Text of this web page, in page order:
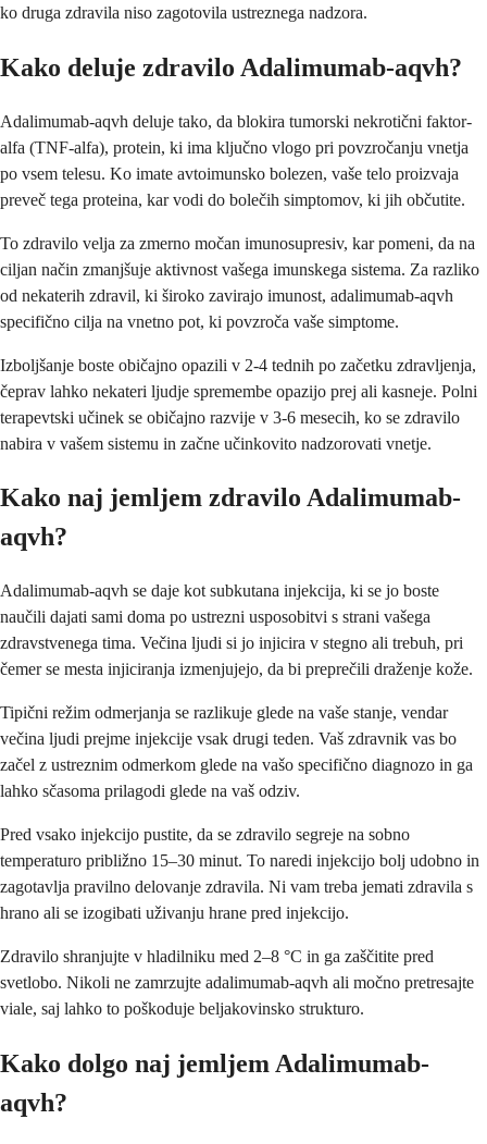
ko druga zdravila niso zagotovila ustreznega nadzora.
Kako deluje zdravilo Adalimumab-aqvh?
Adalimumab-aqvh deluje tako, da blokira tumorski nekrotični faktor-
alfa (TNF-alfa), protein, ki ima ključno vlogo pri povzročanju vnetja
po vsem telesu. Ko imate avtoimunsko bolezen, vaše telo proizvaja
preveč tega proteina, kar vodi do bolečih simptomov, ki jih občutite.
To zdravilo velja za zmerno močan imunosupresiv, kar pomeni, da na
ciljan način zmanjšuje aktivnost vašega imunskega sistema. Za razliko
od nekaterih zdravil, ki široko zavirajo imunost, adalimumab-aqvh
specifično cilja na vnetno pot, ki povzroča vaše simptome.
Izboljšanje boste običajno opazili v 2-4 tednih po začetku zdravljenja,
čeprav lahko nekateri ljudje spremembe opazijo prej ali kasneje. Polni
terapevtski učinek se običajno razvije v 3-6 mesecih, ko se zdravilo
nabira v vašem sistemu in začne učinkovito nadzorovati vnetje.
Kako naj jemljem zdravilo Adalimumab-
aqvh?
Adalimumab-aqvh se daje kot subkutana injekcija, ki se jo boste
naučili dajati sami doma po ustrezni usposobitvi s strani vašega
zdravstvenega tima. Večina ljudi si jo injicira v stegno ali trebuh, pri
čemer se mesta injiciranja izmenjujejo, da bi preprečili draženje kože.
Tipični režim odmerjanja se razlikuje glede na vaše stanje, vendar
večina ljudi prejme injekcije vsak drugi teden. Vaš zdravnik vas bo
začel z ustreznim odmerkom glede na vašo specifično diagnozo in ga
lahko sčasoma prilagodi glede na vaš odziv.
Pred vsako injekcijo pustite, da se zdravilo segreje na sobno
temperaturo približno 15–30 minut. To naredi injekcijo bolj udobno in
zagotavlja pravilno delovanje zdravila. Ni vam treba jemati zdravila s
hrano ali se izogibati uživanju hrane pred injekcijo.
Zdravilo shranjujte v hladilniku med 2–8 °C in ga zaščitite pred
svetlobo. Nikoli ne zamrzujte adalimumab-aqvh ali močno pretresajte
viale, saj lahko to poškoduje beljakovinsko strukturo.
Kako dolgo naj jemljem Adalimumab-
aqvh?